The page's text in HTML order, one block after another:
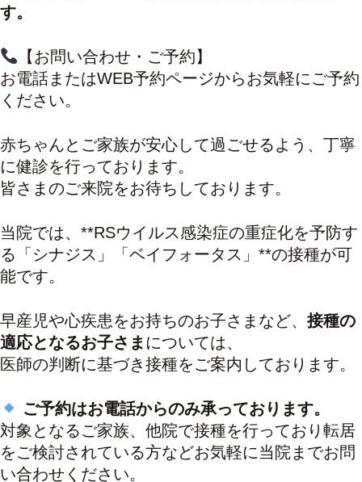
す。
【お問い合わせ・ご予約】
お電話またはWEB予約ページからお気軽にご予約
ください。
赤ちゃんとご家族が安心して過ごせるよう、丁寧
に健診を行っております。
皆さまのご来院をお待ちしております。
当院では、**RSウイルス感染症の重症化を予防す
る「シナジス」「ベイフォータス」**の接種が可
能です。
早産児や心疾患をお持ちのお子さまなど、 接種の
適応となるお子さま については、
医師の判断に基づき接種をご案内しております。
ご予約はお電話からのみ承っております。
対象となるご家族、他院で接種を行っており転居
をご検討されている方などお気軽に当院までお問
い合わせください。